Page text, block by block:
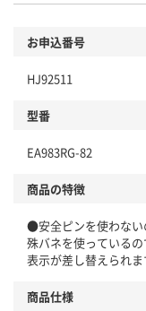
お申込番号
HJ92511
型番
EA983RG-82
商品の特徴
●安全ピンを使わな
殊バネを使っている
表示が差し替えられま
商品仕様